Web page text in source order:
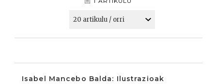
Isabel Mancebo Balda: Ilustrazioak